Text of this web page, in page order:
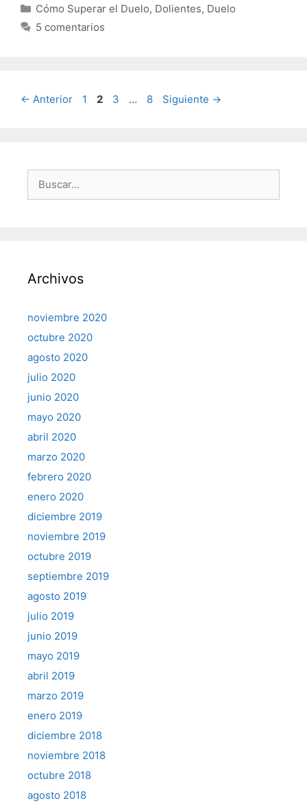
Categorías
Cómo Superar el Duelo, Dolientes, Duelo
5 comentarios
← Anterior Página
1 Página
2 Página
3 … Página
8 Siguiente →
Archivos
noviembre 2020
octubre 2020
agosto 2020
julio 2020
junio 2020
mayo 2020
abril 2020
marzo 2020
febrero 2020
enero 2020
diciembre 2019
noviembre 2019
octubre 2019
septiembre 2019
agosto 2019
julio 2019
junio 2019
mayo 2019
abril 2019
marzo 2019
enero 2019
diciembre 2018
noviembre 2018
octubre 2018
agosto 2018